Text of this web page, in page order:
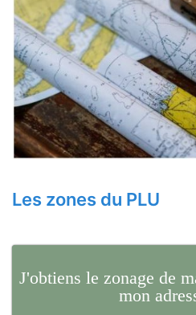
Les zones du PLU
J'obtiens le zonage de
mon